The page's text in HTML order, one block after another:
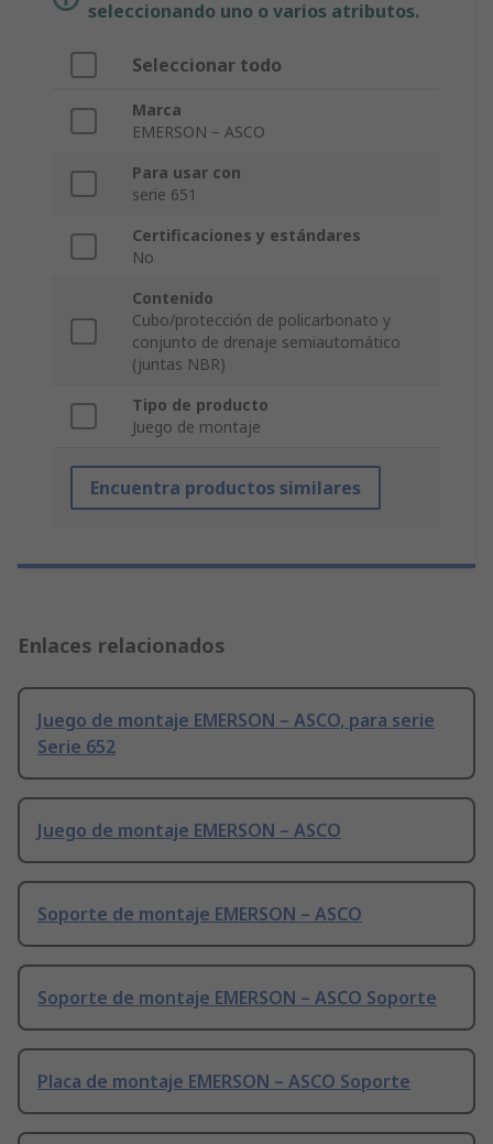
seleccionando uno o varios atributos.
Seleccionar todo
Marca
EMERSON – ASCO
Para usar con
serie 651
Certificaciones y estándares
No
Contenido
Cubo/protección de policarbonato y
conjunto de drenaje semiautomático
(juntas NBR)
Tipo de producto
Juego de montaje
Encuentra productos similares
Enlaces relacionados
Juego de montaje EMERSON – ASCO, para serie
Serie 652
Juego de montaje EMERSON – ASCO
Soporte de montaje EMERSON – ASCO
Soporte de montaje EMERSON – ASCO Soporte
Placa de montaje EMERSON – ASCO Soporte